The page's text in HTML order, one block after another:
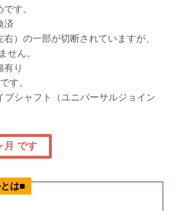
す。
済
）の一部が切断されていますが、
せん。
有り
す。
ブシャフト（ユニバーサルジョイン
月 です
は■